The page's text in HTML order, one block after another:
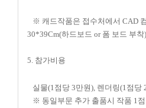
※ 캐드작품은 접수처에서 CAD
30*39Cm(하드보드 or 폼 보드 부착)
5. 참가비용
실물(1점당 3만원), 렌더링(1점당
※ 동일부문 추가 출품시 작품 1